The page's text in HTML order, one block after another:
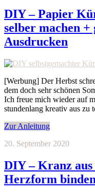
DIY – Papier
selber machen
Ausdrucken
[Werbung] Der Herbst
dem doch sehr schönen
Ich freue mich wieder auf
stundenlang kreativ aus
Zur Anleitung
20. September 2020
DIY – Kranz
Herzform